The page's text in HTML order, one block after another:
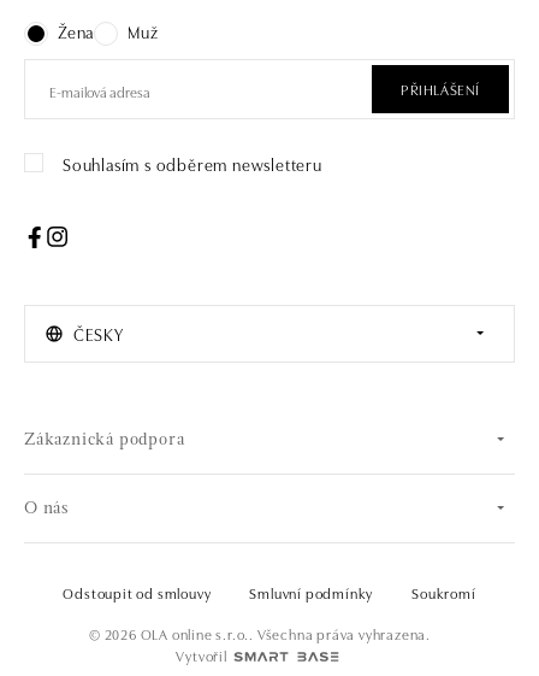
Žena
Muž
PŘIHLÁŠENÍ
Souhlasím s odběrem newsletteru
ČESKY
Zákaznická podpora
O nás
© 2026 OLA online s.r.o.. Všechna práva vyhrazena.
Vytvořil
Odstoupit od smlouvy Smluvní podmínky Soukromí